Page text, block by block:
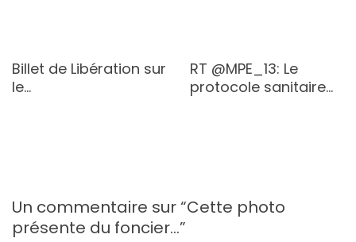
Billet de Libération sur
le…
RT @MPE_13: Le
protocole sanitaire…
Un commentaire sur “Cette photo
présente du foncier…”